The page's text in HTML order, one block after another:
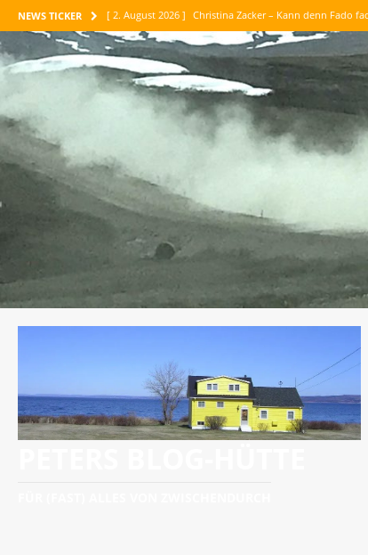
NEWS TICKER [ 2. August 2026 ] Christina Zacker – Kann denn Fado
[ 1. August 2026 ] Maike Maja Nowak – Abenteuer
[ 30. Juli 2026 ] Jean-Paul Belmondo – Meine tausend
[ 26. Juli 2026 ] Maria Konnikova – Die Kunst des
[ 6. August 2026 ] Corinne Luca – Am liebsten sind mir